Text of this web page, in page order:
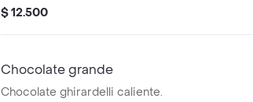
$ 12.500
Chocolate grande
Chocolate ghirardelli caliente.